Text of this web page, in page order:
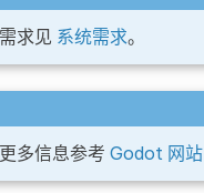
求见 系统需求。
多信息参考 Godot 网站